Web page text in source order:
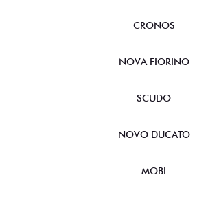
CRONOS
NOVA FIORINO
SCUDO
NOVO DUCATO
MOBI